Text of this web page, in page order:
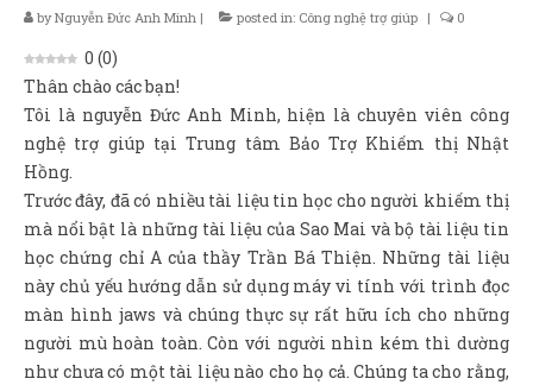
Dịch vụ hỗ trợ
Sản Phẩm
Giúp đỡ
byNguyễn Đức Anh Minh | posted in: Công nghệ trợ giúp | 0
0 (0)
Thân chào các bạn!
Tôi là nguyễn Đức Anh Minh, hiện là chuyên viên công
nghệ trợ giúp tại Trung tâm Bảo Trợ Khiếm thị Nhật
Hồng.
Trước đây, đã có nhiều tài liệu tin học cho người khiếm thị
mà nổi bật là những tài liệu của Sao Mai và bộ tài liệu tin
học chứng chỉ A của thầy Trần Bá Thiện. Những tài liệu
này chủ yếu hướng dẫn sử dụng máy vi tính với trình đọc
màn hình jaws và chúng thực sự rất hữu ích cho những
người mù hoàn toàn. Còn với người nhìn kém thì dường
như chưa có một tài liệu nào cho họ cả. Chúng ta cho rằng,